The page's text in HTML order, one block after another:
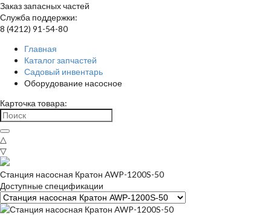
Заказ запасных частей
Служба поддержки:
8 (4212) 91-54-80
Главная
Каталог запчастей
Садовый инвентарь
Оборудование насосное
Карточка товара:
△
▽
Станция насосная Кратон AWP-1200S-50
Доступные спецификации